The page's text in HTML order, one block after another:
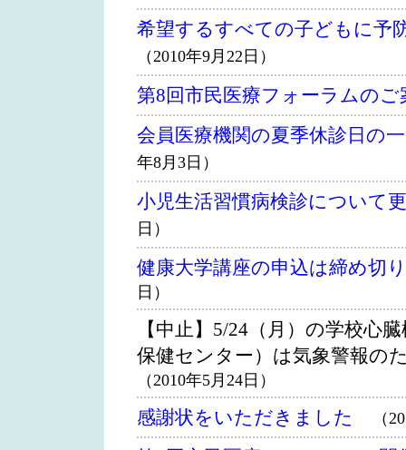
希望するすべての子どもに予
（2010年9月22日）
第8回市民医療フォーラムの
会員医療機関の夏季休診日
年8月3日）
小児生活習慣病検診について
日）
健康大学講座の申込は締め切
日）
【中止】5/24（月）の学校心
保健センター）は気象警報
（2010年5月24日）
感謝状をいただきました （